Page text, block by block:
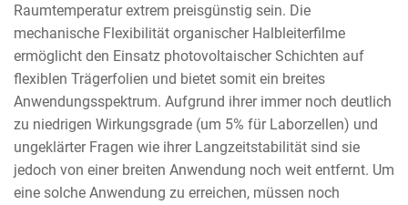
Raumtemperatur extrem preisgünstig sein. Die
mechanische Flexibilität organischer Halbleiterfilme
ermöglicht den Einsatz photovoltaischer Schichten auf
flexiblen Trägerfolien und bietet somit ein breites
Anwendungsspektrum. Aufgrund ihrer immer noch deutlich
zu niedrigen Wirkungsgrade (um 5% für Laborzellen) und
ungeklärter Fragen wie ihrer Langzeitstabilität sind sie
jedoch von einer breiten Anwendung noch weit entfernt. Um
eine solche Anwendung zu erreichen, müssen noch